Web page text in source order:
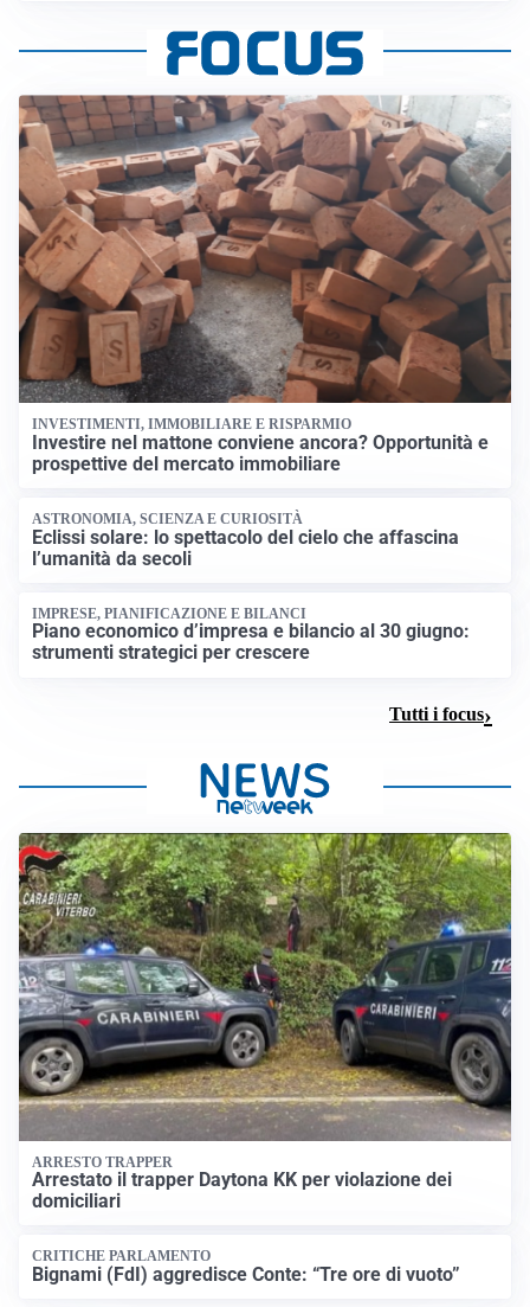
INVESTIMENTI, IMMOBILIARE E RISPARMIO
Investire nel mattone conviene ancora? Opportunità e
prospettive del mercato immobiliare
ASTRONOMIA, SCIENZA E CURIOSITÀ
Eclissi solare: lo spettacolo del cielo che affascina
l’umanità da secoli
IMPRESE, PIANIFICAZIONE E BILANCI
Piano economico d’impresa e bilancio al 30 giugno:
strumenti strategici per crescere
Tutti i focus
ARRESTO TRAPPER
Arrestato il trapper Daytona KK per violazione dei
domiciliari
CRITICHE PARLAMENTO
Bignami (FdI) aggredisce Conte: “Tre ore di vuoto”